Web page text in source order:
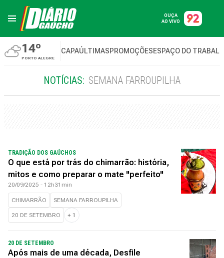
OUÇA
AO VIVO
14º
PORTO ALEGRE
CAPAÚLTIMASPROMOÇÕESESPAÇO DO
NOTÍCIAS: SEMANA FARROUPILHA
TRADIÇÃO DOS GAÚCHOS
O que está por trás do chimarrão: história,
mitos e como preparar o mate "perfeito"
20/09/2025 - 12h31min
CHIMARRÃO SEMANA FARROUPILHA
20 DE SETEMBRO + 1
20 DE SETEMBRO
Após mais de uma década, Desfile